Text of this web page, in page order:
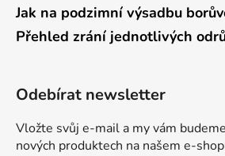
Jak na podzimní výsadbu
Přehled zrání jednotlivých
Odebírat newsletter
Vložte svůj e-mail a my vám
nových produktech na našem e-